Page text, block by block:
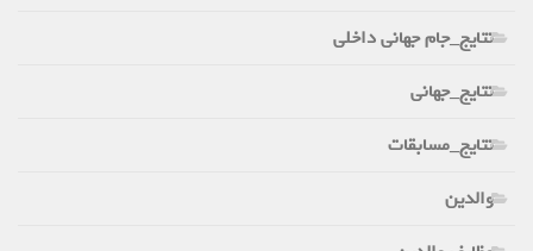
نتایج_جام جهانی داخلی
نتایج_جهانی
نتایج_مسابقات
والدین